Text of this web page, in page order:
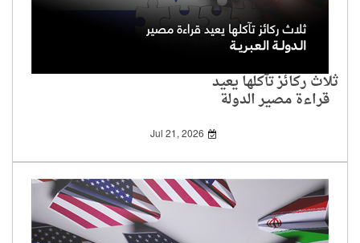
ثلاث ركائز تآكلها يعيد
قراءة مصير الدولة
Jul 21, 2026